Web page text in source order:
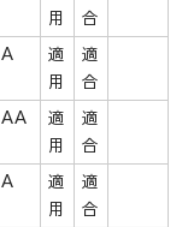
用
合
A
適
用
適
合
AA
適
用
適
合
A
適
用
適
合